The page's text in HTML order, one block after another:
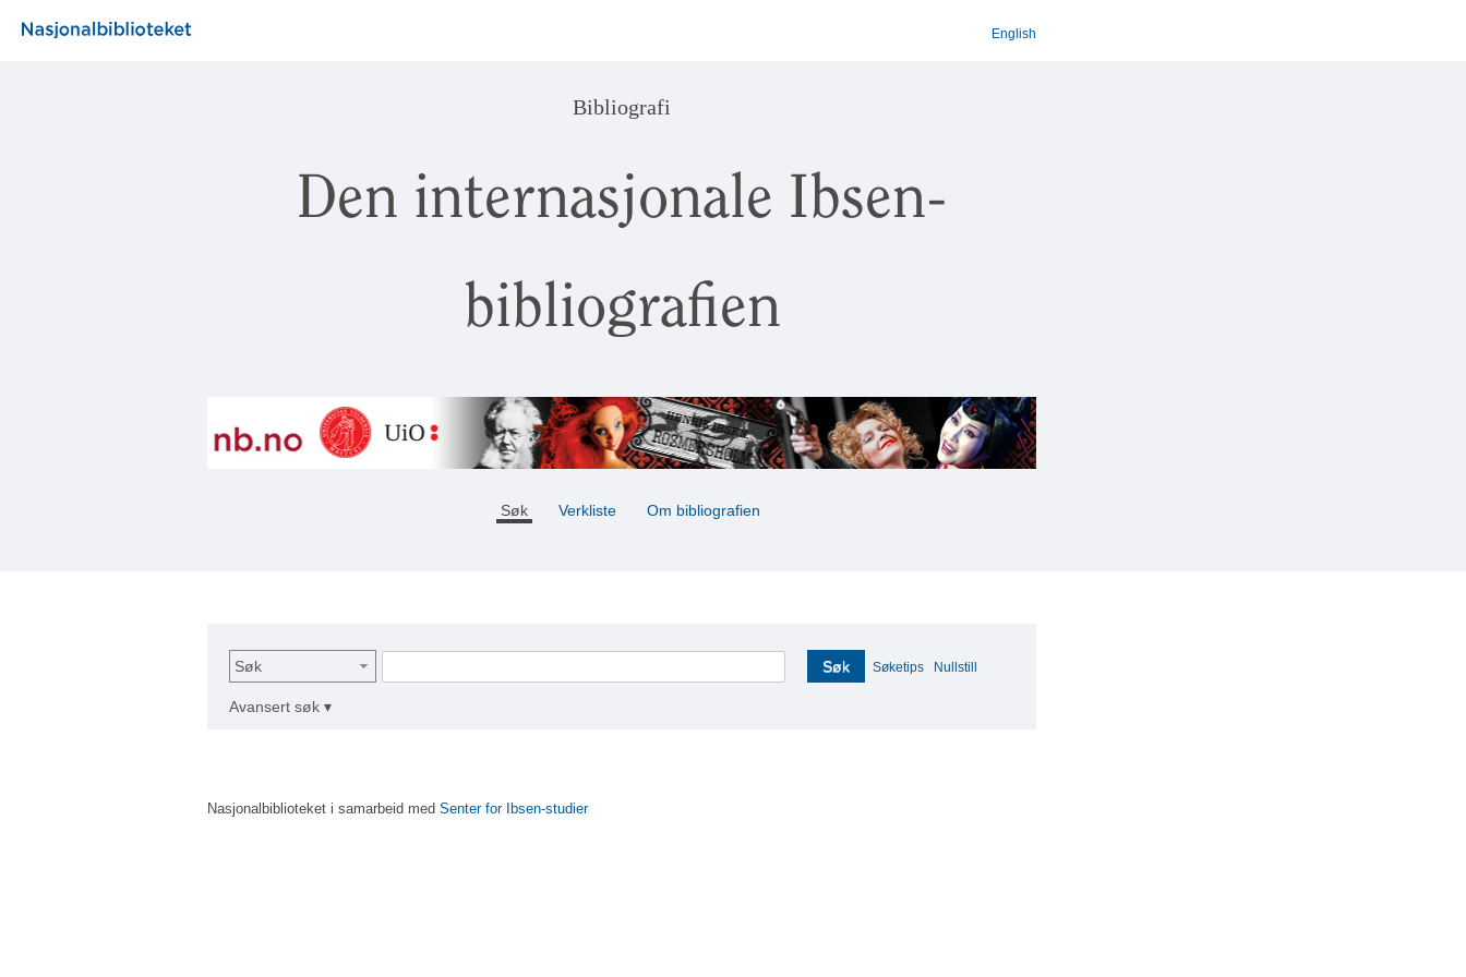
English
Bibliografi
Den internasjonale Ibsen-
bibliografien
Søk Verkliste Om bibliografien
Søk Søk Søketips Nullstill
Avansert søk ▾
Nasjonalbiblioteket i samarbeid med Senter for Ibsen-studier